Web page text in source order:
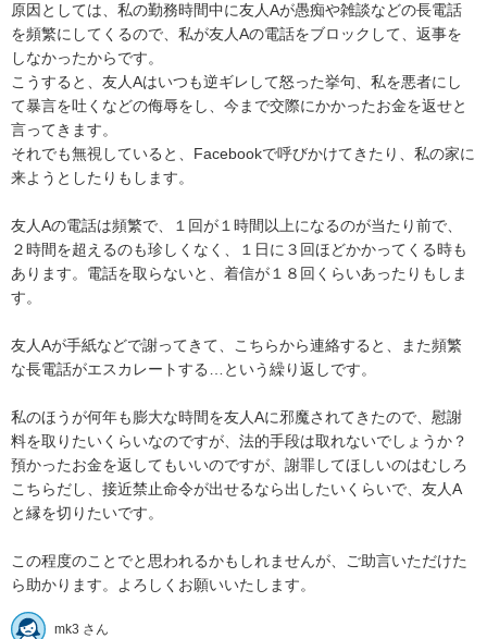
原因としては、私の勤務時間中に友人Aが愚痴や雑談などの長電話
を頻繁にしてくるので、私が友人Aの電話をブロックして、返事を
しなかったからです。
こうすると、友人Aはいつも逆ギレして怒った挙句、私を悪者にし
て暴言を吐くなどの侮辱をし、今まで交際にかかったお金を返せと
言ってきます。
それでも無視していると、Facebookで呼びかけてきたり、私の家に
来ようとしたりもします。
友人Aの電話は頻繁で、１回が１時間以上になるのが当たり前で、
２時間を超えるのも珍しくなく、１日に３回ほどかかってくる時も
あります。電話を取らないと、着信が１８回くらいあったりもしま
す。
友人Aが手紙などで謝ってきて、こちらから連絡すると、また頻繁
な長電話がエスカレートする…という繰り返しです。
私のほうが何年も膨大な時間を友人Aに邪魔されてきたので、慰謝
料を取りたいくらいなのですが、法的手段は取れないでしょうか？
預かったお金を返してもいいのですが、謝罪してほしいのはむしろ
こちらだし、接近禁止命令が出せるなら出したいくらいで、友人A
と縁を切りたいです。
この程度のことでと思われるかもしれませんが、ご助言いただけた
ら助かります。よろしくお願いいたします。
mk3 さん